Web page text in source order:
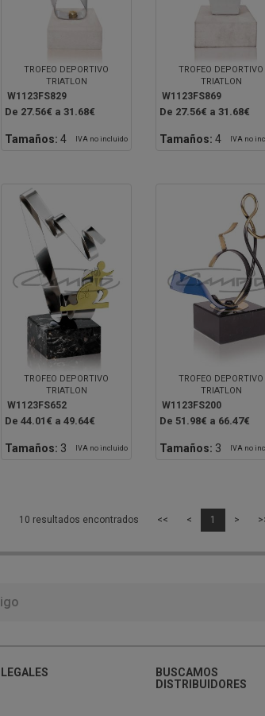
TROFEO DEPORTIVO
TRIATLON
W1123FS829
De 27.56€ a 31.68€
Tamaños: 4 IVA no incluido
TROFEO DEPORTIVO
TRIATLON
W1123FS869
De 27.56€ a 31.68€
Tamaños: 4 IVA no
TROFEO DEPORTIVO
TRIATLON
W1123FS652
De 44.01€ a 49.64€
Tamaños: 3 IVA no incluido
TROFEO DEPORTIVO
TRIATLON
W1123FS200
De 51.98€ a 66.47€
Tamaños: 3 IVA no
10 resultados encontrados << < 1 >
LEGALES
BUSCAMOS
DISTRIBUIDORES